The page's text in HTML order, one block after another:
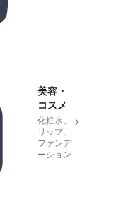
美容・
コスメ
化粧水、
リップ、
ファンデ
ーション